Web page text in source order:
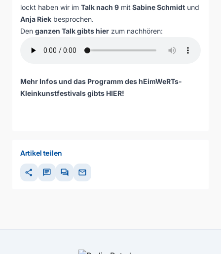
lockt haben wir im Talk nach 9 mit Sabine Schmidt und
Anja Riek besprochen.
Den ganzen Talk gibts hier zum nachhören:
Mehr Infos und das Programm des hEimWeRTs-
Kleinkunstfestivals gibts HIER!
Artikel teilen
share chat forum mail